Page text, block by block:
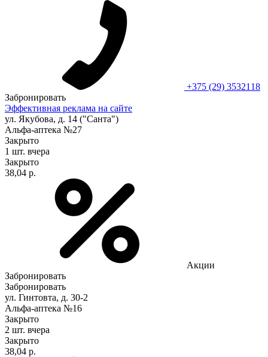
+375 (29) 3532118
Забронировать
Эффективная реклама на сайте
ул. Якубова, д. 14 ("Санта")
Альфа-аптека №27
Закрыто
1 шт. вчера
Закрыто
38,04 р.
Акции
Забронировать
Забронировать
ул. Гинтовта, д. 30-2
Альфа-аптека №16
Закрыто
2 шт. вчера
Закрыто
38,04 р.